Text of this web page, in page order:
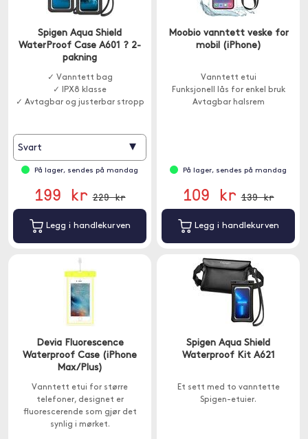
Spigen Aqua Shield
WaterProof Case A601 ? 2-
pakning
✓ Vanntett bag
✓ IPX8 klasse
✓ Avtagbar og justerbar stropp
Svart ▾
På lager, sendes på mandag
199 kr 229 kr
Legg i handlekurven
Moobio vanntett veske for
mobil (iPhone)
Vanntett etui
Funksjonell lås for enkel bruk
Avtagbar halsrem
På lager, sendes på mandag
109 kr 139 kr
Legg i handlekurven
Devia Fluorescence
Waterproof Case (iPhone
Max/Plus)
Vanntett etui for større
telefoner, designet er
fluorescerende som gjør det
synlig i mørket.
Spigen Aqua Shield
Waterproof Kit A621
Et sett med to vanntette
Spigen-etuier.